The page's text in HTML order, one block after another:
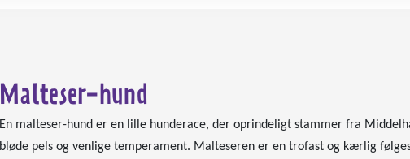
Malteser-hund
En malteser-hund er en lille hunderace, der oprindeligt stammer fra
bløde pels og venlige temperament. Malteseren er en trofast og kærlig